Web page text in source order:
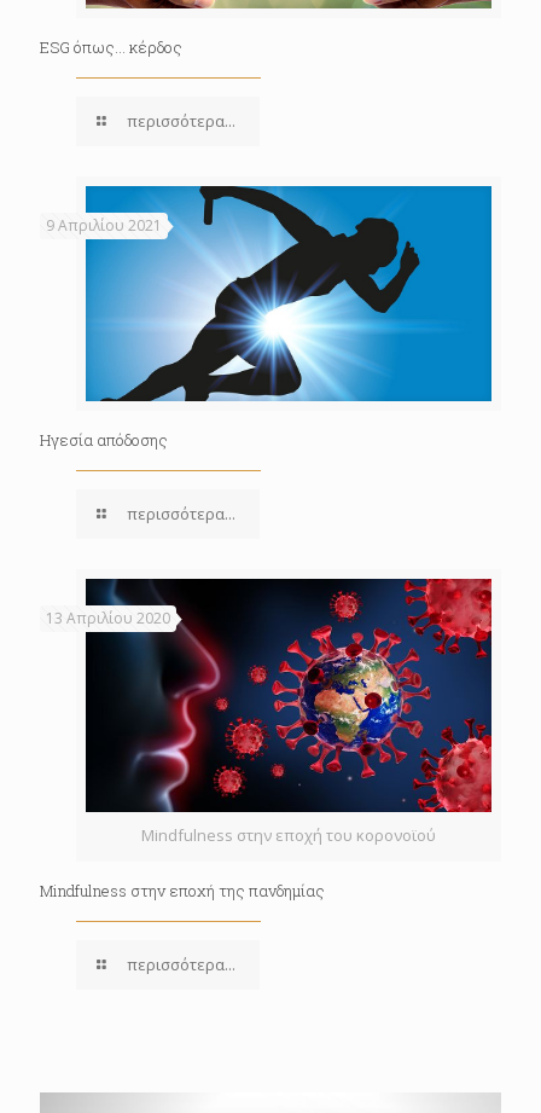
ESG όπως… κέρδος
περισσότερα...
9 Απριλίου 2021
Ηγεσία απόδοσης
περισσότερα...
Mindfulness στην εποχή του κορονοϊού
13 Απριλίου 2020
Mindfulness στην εποχή της πανδημίας
περισσότερα...